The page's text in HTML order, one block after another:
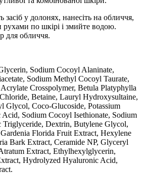
засіб у долонях, нанесіть на обличчя,
рухами по шкірі і змийте водою.
для обличчя.
Sodium Cocoyl Alaninate,
Sodium Methyl Cocoyl Taurate,
Crosspolymer, Betula Platyphylla
Betaine, Lauryl Hydroxysultaine,
Glycol, Coco-Glucoside, Potassium
Sodium Cocoyl Isethionate, Sodium
Triglyceride, Dextrin, Butylene Glycol,
Florida Fruit Extract, Hexylene
Bark Extract, Ceramide NP, Glyceryl
Extract, Ethylhexylglycerin,
Hydrolyzed Hyaluronic Acid,